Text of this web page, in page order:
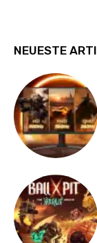
NEUESTE